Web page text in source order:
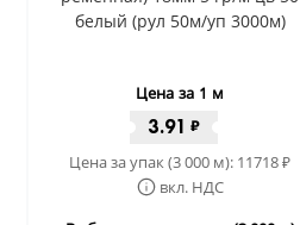
белый (рул 50м/уп 3000м)
Цена за 1 м
3.91 ₽
Цена за упак (3 000 м): 11718₽
вкл. НДС